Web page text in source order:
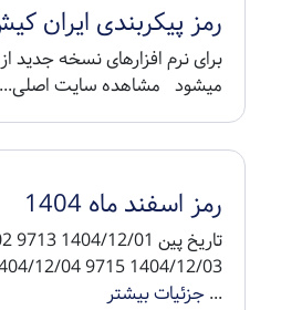
رمز پیکربندی ایران
برای نرم افزارهای نسخه جدید
میشود مشاهده سایت اصلی...
رمز اسفند ماه 1404
...جزئیات بیشتر